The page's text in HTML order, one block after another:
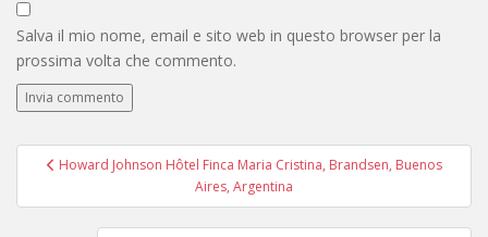
Salva il mio nome, email e sito web in questo browser per la
prossima volta che commento.
Navigazione
Howard Johnson Hôtel Finca Maria Cristina, Brandsen, Buenos
Aires, Argentina